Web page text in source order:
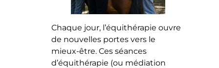
Chaque jour, l’équithérapie ouvre
de nouvelles portes vers le
mieux-être. Ces séances
d’équithérapie (ou médiation